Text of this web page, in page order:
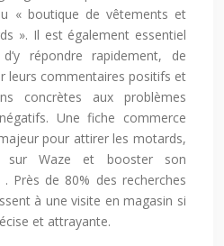
« boutique de vêtements et
». Il est également essentiel
répondre rapidement, de
leurs commentaires positifs et
concrètes aux problèmes
Une fiche commerce
pour attirer les motards,
sur Waze et booster son
. Près de 80% des recherches
à une visite en magasin si
et attrayante.